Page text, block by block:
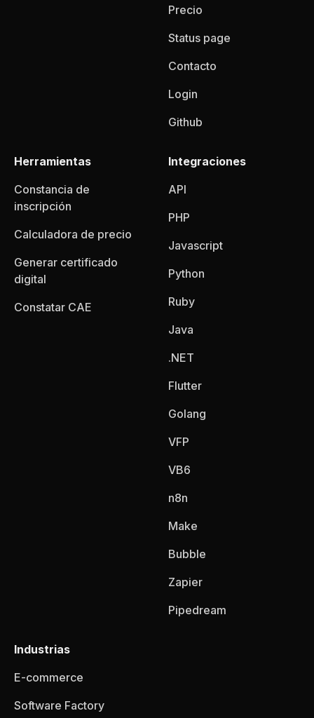
Precio
Status page
Contacto
Login
Github
Herramientas
Constancia de
inscripción
Calculadora de precio
Generar certificado
digital
Constatar CAE
Integraciones
API
PHP
Javascript
Python
Ruby
Java
.NET
Flutter
Golang
VFP
VB6
n8n
Make
Bubble
Zapier
Pipedream
Industrias
E-commerce
Software Factory